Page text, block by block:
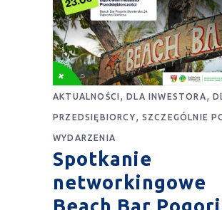
AKTUALNOŚCI ,DLA INWESTORA
PRZEDSIĘBIORCY SZCZEGÓLNIE
WYDARZENIA
Spotkanie
networkingowe
Beach Bar